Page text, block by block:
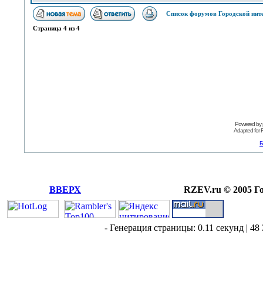
Список форумов Городской
Страница 4из4
Powered by
Adapted for
ВВЕРХ RZEV.ru © 2005
- Генерация страницы: 0.11 секунд |